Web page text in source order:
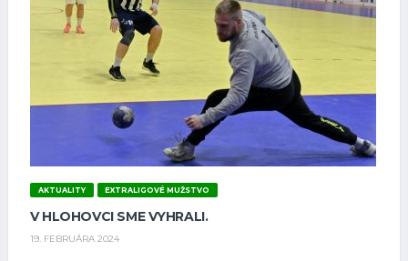
AKTUALITY EXTRALIGOVÉ MUŽSTVO
V HLOHOVCI SME VYHRALI.
19. FEBRUÁRA 2024